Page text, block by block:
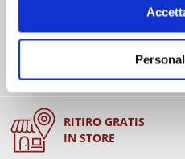
RITIRO GRATIS
IN STORE